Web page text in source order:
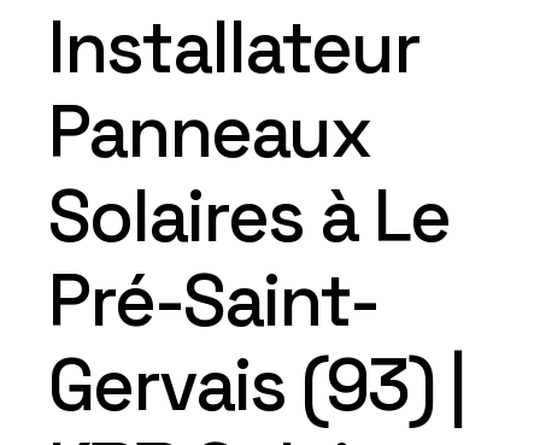
Installateur
Panneaux
Solaires à Le
Pré-Saint-
Gervais (93) |